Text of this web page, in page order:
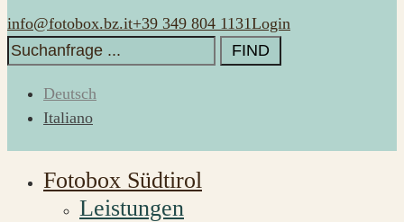
info@fotobox.bz.it+39 349 804 1131Login
Search
for:
Deutsch
Italiano
Fotobox Südtirol
Leistungen